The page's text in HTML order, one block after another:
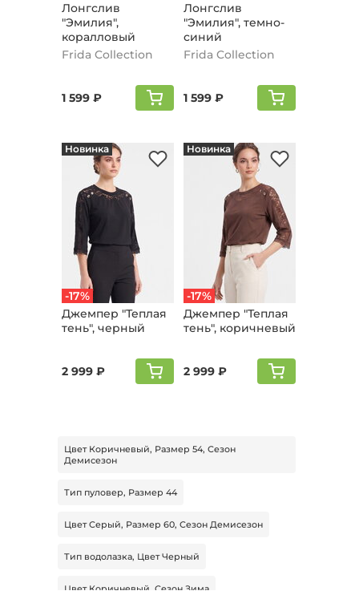
Лонгслив
"Эмилия",
коралловый
Frida Collection
1 599 ₽
Лонгслив
"Эмилия", темно-
синий
Frida Collection
1 599 ₽
-17%
Новинка
Джемпер "Теплая
тень", черный
2 999 ₽
-17%
Новинка
Джемпер "Теплая
тень", коричневый
2 999 ₽
Цвет Коричневый, Размер 54, Сезон
Демисезон
Тип пуловер, Размер 44
Цвет Серый, Размер 60, Сезон Демисезон
Тип водолазка, Цвет Черный
Цвет Коричневый, Сезон Зима